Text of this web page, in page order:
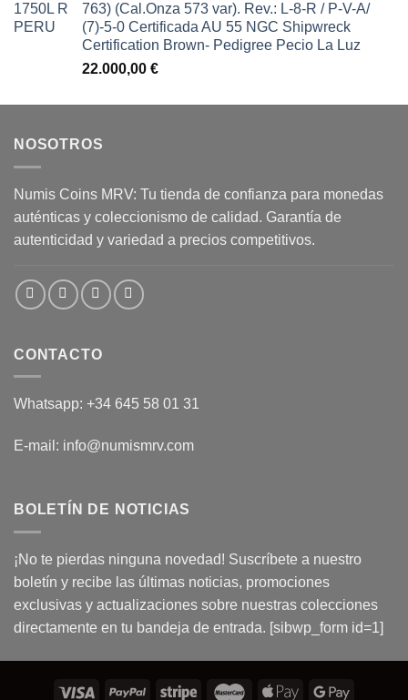
763) (Cal.Onza 573 var). Rev.: L-8-R / P-V-A/
(7)-5-0 Certificada AU 55 NGC Shipwreck
Certification Brown- Pedigree Pecio La Luz
22.000,00 €
NOSOTROS
Numis Coins MRV: Tu tienda de confianza para monedas
auténticas y coleccionismo de calidad. Garantía de
autenticidad y variedad a precios competitivos.
CONTACTO
Whatsapp: +34 645 58 01 31
E-mail: info@numismrv.com
BOLETÍN DE NOTICIAS
¡No te pierdas ninguna novedad! Suscríbete a nuestro
boletín y recibe las últimas noticias, promociones
exclusivas y actualizaciones sobre nuestras colecciones
directamente en tu bandeja de entrada. [sibwp_form id=1]